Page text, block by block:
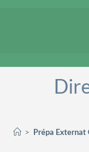
> Prépa Externat